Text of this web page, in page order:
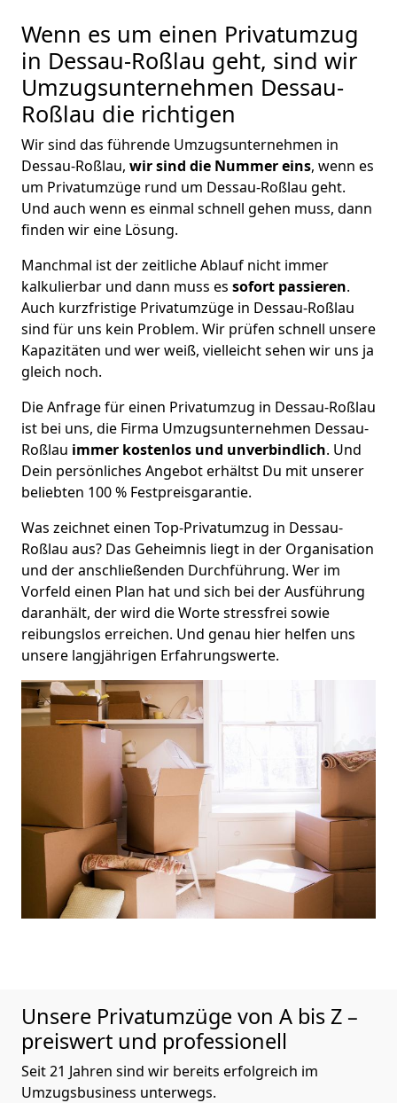
Wenn es um einen Privatumzug
in Dessau-Roßlau geht, sind wir
Umzugsunternehmen Dessau-
Roßlau die richtigen
Wir sind das führende Umzugsunternehmen in
Dessau-Roßlau, wir sind die Nummer eins, wenn es
um Privatumzüge rund um Dessau-Roßlau geht.
Und auch wenn es einmal schnell gehen muss, dann
finden wir eine Lösung.
Manchmal ist der zeitliche Ablauf nicht immer
kalkulierbar und dann muss es sofort passieren.
Auch kurzfristige Privatumzüge in Dessau-Roßlau
sind für uns kein Problem. Wir prüfen schnell unsere
Kapazitäten und wer weiß, vielleicht sehen wir uns ja
gleich noch.
Die Anfrage für einen Privatumzug in Dessau-Roßlau
ist bei uns, die Firma Umzugsunternehmen Dessau-
Roßlau immer kostenlos und unverbindlich. Und
Dein persönliches Angebot erhältst Du mit unserer
beliebten 100 % Festpreisgarantie.
Was zeichnet einen Top-Privatumzug in Dessau-
Roßlau aus? Das Geheimnis liegt in der Organisation
und der anschließenden Durchführung. Wer im
Vorfeld einen Plan hat und sich bei der Ausführung
daranhält, der wird die Worte stressfrei sowie
reibungslos erreichen. Und genau hier helfen uns
unsere langjährigen Erfahrungswerte.
Unsere Privatumzüge von A bis Z –
preiswert und professionell
Seit 21 Jahren sind wir bereits erfolgreich im
Umzugsbusiness unterwegs.